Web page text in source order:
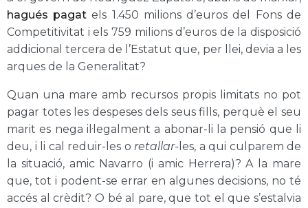
hagués pagat els 1.450 milions d’euros del Fons de
Competitivitat i els 759 milions d’euros de la disposició
addicional tercera de l’Estatut que, per llei, devia a les
arques de la Generalitat?
Quan una mare amb recursos propis limitats no pot
pagar totes les despeses dels seus fills, perquè el seu
marit es nega il·legalment a abonar-li la pensió que li
deu, i li cal reduir-les o retallar- les, a qui culparem de
la situació, amic Navarro (i amic Herrera)? A la mare
que, tot i podent-se errar en algunes decisions, no té
accés al crèdit? O bé al pare, que tot el que s’estalvia